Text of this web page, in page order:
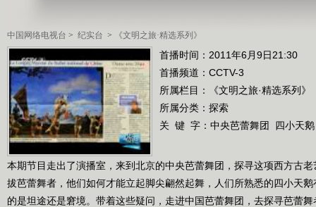
中国网络电视台 > 纪实台 > 《文明之旅·精选系列》
首播时间：2011年6月9日21:30
首播频道： CCTV-3
所属栏目：
《文明之旅·精选系列》
所属分类：探索
关 键 字： 中央芭蕾舞团 四小天鹅
本期节目走出了演播室，来到北京的中央芭蕾舞团，探寻这项西方古
拔芭蕾舞者，他们如何才能立起脚尖翩然起舞，人们所熟悉的四小天
的是坦途还是窘境。带着这些疑问，走进中国芭蕾舞团，去探寻芭蕾